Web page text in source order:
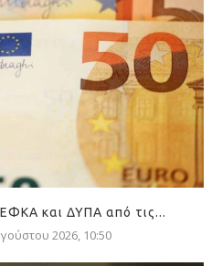
και ΔΥΠΑ από τις...
2026, 10:50